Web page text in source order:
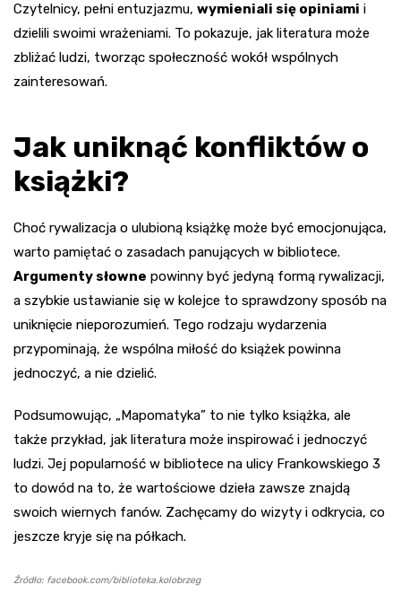
Czytelnicy, pełni entuzjazmu, wymieniali się opiniami i
dzielili swoimi wrażeniami. To pokazuje, jak literatura może
zbliżać ludzi, tworząc społeczność wokół wspólnych
zainteresowań.
Jak uniknąć konfliktów o
książki?
Choć rywalizacja o ulubioną książkę może być emocjonująca,
warto pamiętać o zasadach panujących w bibliotece.
Argumenty słowne powinny być jedyną formą rywalizacji,
a szybkie ustawianie się w kolejce to sprawdzony sposób na
uniknięcie nieporozumień. Tego rodzaju wydarzenia
przypominają, że wspólna miłość do książek powinna
jednoczyć, a nie dzielić.
Podsumowując, „Mapomatyka” to nie tylko książka, ale
także przykład, jak literatura może inspirować i jednoczyć
ludzi. Jej popularność w bibliotece na ulicy Frankowskiego 3
to dowód na to, że wartościowe dzieła zawsze znajdą
swoich wiernych fanów. Zachęcamy do wizyty i odkrycia, co
jeszcze kryje się na półkach.
Źródło: facebook.com/biblioteka.kolobrzeg